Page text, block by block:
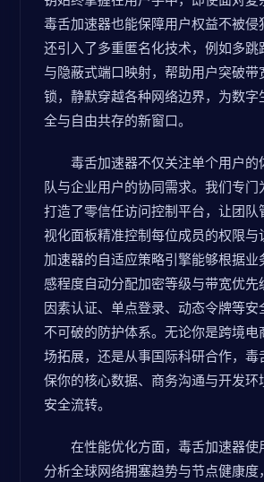
毒舌加速器也能保障用户权益不被侵
还引入了多重匿名化技术，例如多跳
与隐蔽式端口映射，帮助用户突破带
锁，静默穿越各种网络边界，为数字
全与自由共存的新窗口。
毒舌加速器不仅关注单个用户的
队与企业用户的协同需求。我们专门
打造了零信任访问控制平台，让团队
视化面板精准控制每位成员的权限与
加速器的自适应策略引擎能够根据业
感程度自动分配加密等级与带宽优先
因素认证、单点登录、动态令牌等安
不可破的防护体系。无论你是跨境电
场拓展，还是从事国际科研合作，毒
保你的核心数据、商务沟通与开发环
安全流转。
在性能优化方面，毒舌加速器使
分析全球网络拥塞趋势与节点健康度